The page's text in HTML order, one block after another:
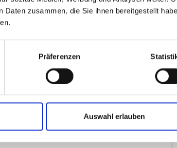
Daten zusammen, die Sie ihnen bereitgestellt
Präferenzen
Auswahl erlauben